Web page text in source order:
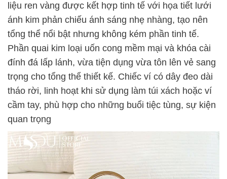
liệu ren vàng được kết hợp tinh tế với họa tiết lưới
ánh kim phản chiếu ánh sáng nhẹ nhàng, tạo nên
tổng thể nổi bật nhưng không kém phần tinh tế.
Phần quai kim loại uốn cong mềm mại và khóa cài
đính đá lấp lánh, vừa tiện dụng vừa tôn lên vẻ sang
trọng cho tổng thể thiết kế. Chiếc ví có dây đeo dài
tháo rời, linh hoạt khi sử dụng làm túi xách hoặc ví
cầm tay, phù hợp cho những buổi tiệc tùng, sự kiện
quan trọng